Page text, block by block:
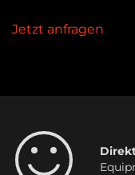
Jetzt anfragen